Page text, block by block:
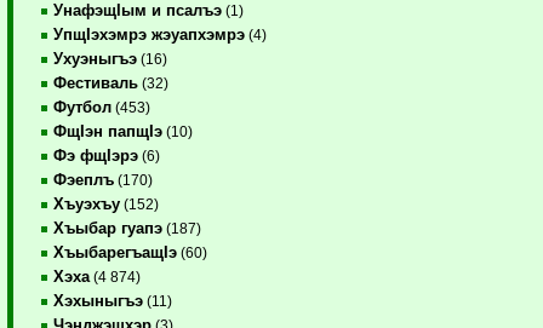
УнафэщIым и псалъэ (1)
УпщIэхэмрэ жэуапхэмрэ (4)
Ухуэныгъэ (16)
Фестиваль (32)
Футбол (453)
ФщIэн папщIэ (10)
Фэ фщIэрэ (6)
Фэеплъ (170)
Хъуэхъу (152)
Хъыбар гуапэ (187)
ХъыбарегъащIэ (60)
Хэха (4 874)
Хэхыныгъэ (11)
(3)